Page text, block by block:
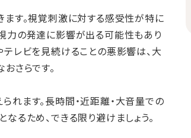
す。視覚刺激に対する感受性が特に
力の発達に影響が出る可能性もあり
レビを見続けることの悪影響は、大
さらです。
れます。長時間・近距離・大音量での
るため、できる限り避けましょう。